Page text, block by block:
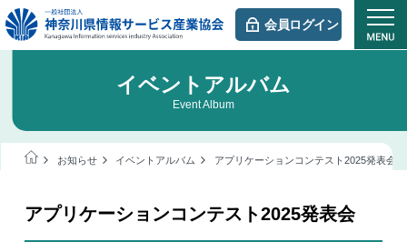
会員ログイン
イベントアルバム
Event Album
お知らせ イベントアルバム アプリケーションコンテスト2025発表会
アプリケーションコンテスト2025発表会